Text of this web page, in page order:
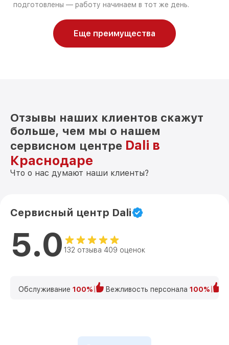
подготовлены — работу начинаем в тот же день.
Еще преимущества
Отзывы наших клиентов скажут
больше, чем мы о нашем
сервисном центре Dali в
Краснодаре
Что о нас думают наши клиенты?
Сервисный центр Dali
5.0 132 отзыва 409 оценок
Обслуживание 100% Вежливость персонала 100%